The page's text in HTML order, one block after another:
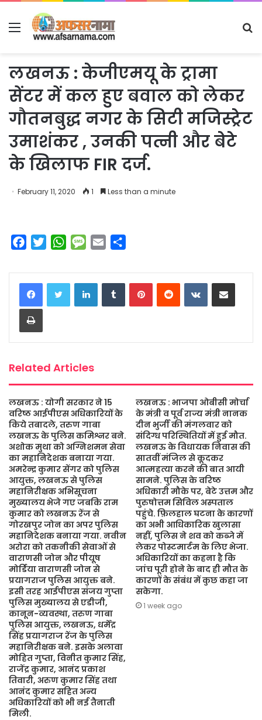
Menu
लखनऊ : केजीएमयू के ट्रामा
सेंटर में कल हुए बवाल को लेकर
गौतनबुद्ध नगर के सिटी मजिस्ट्रेट
उमाशंकर , उनकी पत्नी और बेटे
के खिलाफ FIR दर्ज.
February 11, 2020 1 Less than a minute
c
e
b
o
o
i
t
t
W
a
t
s
M
s
s
a
a
i
a
r
e
LinkedInTumblrPinterestReddit VKontakteShare via Email
Print
Related Articles
लखनऊ : योगी सरकार ने 15
वरिष्ठ आईपीएस अधिकारियों के
किये तबादले, तरुण गाबा
लखनऊ के पुलिस कमिश्नर बने.
अशोक मुथा को अग्निशमन सेवा
का महानिदेशक बनाया गया.
अमरेन्द्र कुमार सेंगर को पुलिस
आयुक्त, लखनऊ से पुलिस
महानिरीक्षक अभिसूचना
मुख्यालय भेजे गए जबकि राम
कुमार को लखनऊ रेंज से
गोरखपुर जोन का अपर पुलिस
महानिदेशक बनाया गया. नवीन
अरोरा को तकनीकी सेवाओं से
वाराणसी जोन और पीयूष
मोर्डिया वाराणसी जोन से
प्रयागराज पुलिस आयुक्त बने.
इसी तरह आईपीएस संजय गुप्ता
पुलिस मुख्यालय से एडीजी,
कानून-व्यवस्था, तरुण गाबा
पुलिस आयुक्त, लखनऊ, धर्मेंद्र
सिंह प्रयागराज रेंज के पुलिस
महानिरीक्षक बने. इसके अलावा
मोहित गुप्ता, विनीत कुमार सिंह,
राजेंद्र कुमार, आनंद प्रकाश
तिवारी, अरुण कुमार सिंह तथा
आनंद कुमार सहित अन्य
अधिकारियों को भी नई तैनाती
मिली.
लखनऊ : भाजपा ओबीसी मोर्चा
के मंत्री व पूर्व राज्य मंत्री नानक
दीन भुर्जी की मंगलवार को
संदिग्ध परिस्थितियों में हुई मौत.
लखनऊ के विधायक निवास की
सातवीं मंजिल से कूदकर
आत्महत्या करने की बात आयी
सामने. पुलिस के वरिष्ठ
अधिकारी मौके पर, बेटे उत्तम और
पुरुषोत्तम सिविल अस्पताल
पहुंचे. फ़िलहाल घटना के कारणों
का अभी आधिकारिक खुलासा
नहीं, पुलिस ने शव को कब्जे में
लेकर पोस्टमार्टम के लिए भेजा.
अधिकारियों का कहना है कि
जांच पूरी होने के बाद ही मौत के
कारणों के संबंध में कुछ कहा जा
सकेगा.
1 week ago